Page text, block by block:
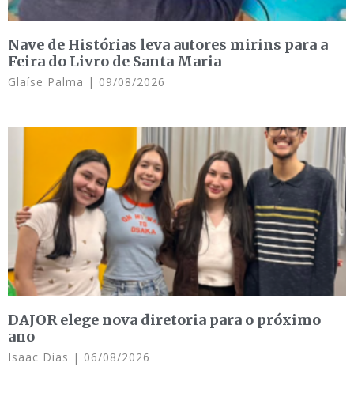
Nave de Histórias leva autores mirins para a
Feira do Livro de Santa Maria
Glaíse Palma 09/08/2026
DAJOR elege nova diretoria para o próximo
ano
Isaac Dias 06/08/2026